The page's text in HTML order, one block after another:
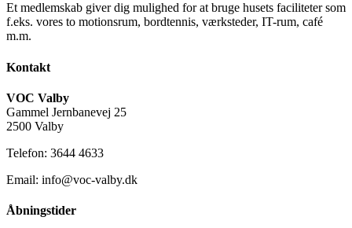
Et medlemskab giver dig mulighed for at bruge husets faciliteter som
f.eks. vores to motionsrum, bordtennis, værksteder, IT-rum, café
m.m.
Kontakt
VOC Valby
Gammel Jernbanevej 25
2500 Valby
Telefon: 3644 4633
Email: info@voc-valby.dk
Åbningstider